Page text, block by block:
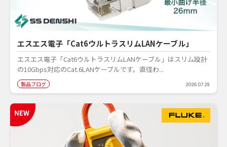
エスエス電子「Cat6ウルトラスリムLANケーブル」
エスエス電子「Cat6ウルトラスリムLANケーブル」はスリム設計
の10Gbps対応のCat.6LANケーブルです。直径わ...
製品ブログ 2026.07.29